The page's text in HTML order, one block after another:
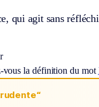
qui agit sans
vous la définition du mot